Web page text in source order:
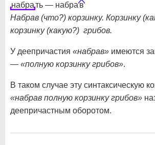
набрать — набрав
Набрав (что?) корзинку. Корзинку
корзинку (какую?) грибов.
У деепричастия «набрав» имеются
— «полную корзинку грибов».
В таком случае эту синтаксическую
«набрав полную корзинку грибов»
деепричастным оборотом.